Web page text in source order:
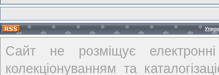
Сайт не розміщує
колекціонуванням та